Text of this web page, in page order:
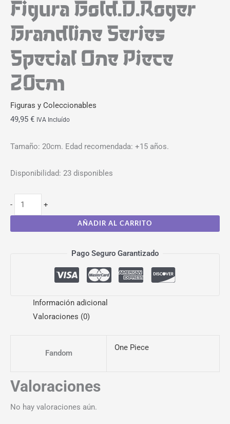
Figura Gold.D.Roger
Grandline Series
Special One Piece
20cm
Figuras y Coleccionables
49,95 € IVA Incluído
Tamaño: 20cm. Edad recomendada: +15 años.
Disponibilidad: 23 disponibles
- +
AÑADIR AL CARRITO
Pago Seguro Garantizado
Información adicional
Valoraciones (0)
Fandom
One Piece
Valoraciones
No hay valoraciones aún.